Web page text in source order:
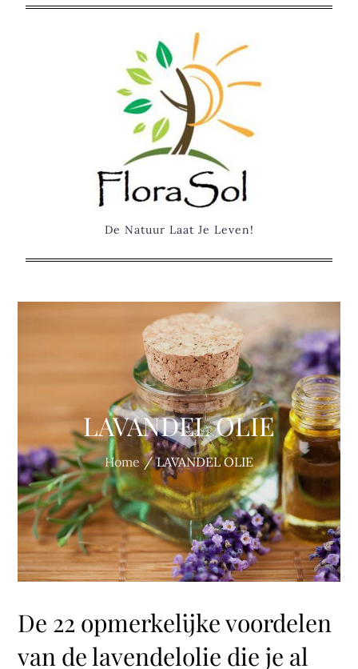
De Natuur Laat Je Leven!
LAVANDEL OLIE
Home LAVANDEL OLIE
De 22 opmerkelijke voordelen
van de lavendelolie die je al